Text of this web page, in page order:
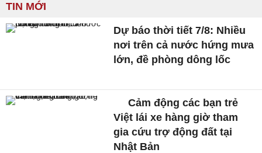
TIN MỚI
Dự báo thời tiết 7/8: Nhiều
nơi trên cả nước hứng mưa
lớn, đề phòng dông lốc
Cảm động các bạn trẻ
Việt lái xe hàng giờ tham
gia cứu trợ động đất tại
Nhật Bản